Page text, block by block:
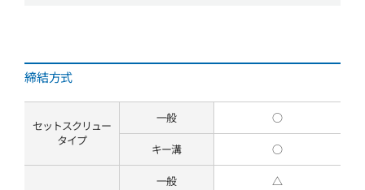
締結方式
セットスクリュー
タイプ
一般 ○
キー溝 ○
一般 △